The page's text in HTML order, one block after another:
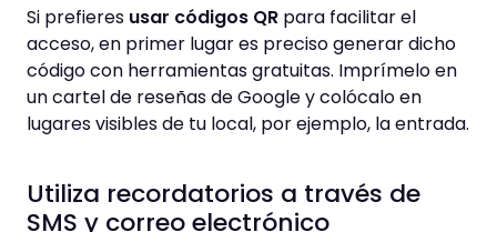
Si prefieres usar códigos QR para facilitar el
acceso, en primer lugar es preciso generar dicho
código con herramientas gratuitas. Imprímelo en
un cartel de reseñas de Google y colócalo en
lugares visibles de tu local, por ejemplo, la entrada.
Utiliza recordatorios a través de
SMS y correo electrónico